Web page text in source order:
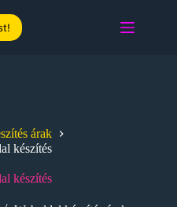
árak
készítés
készítés